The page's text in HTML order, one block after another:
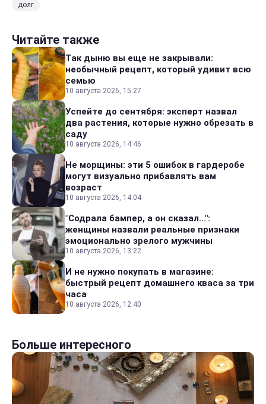
долг
Читайте также
Так дыню вы еще не закрывали:
необычный рецепт, который удивит всю
семью
10 августа 2026, 15:27
Успейте до сентября: эксперт назвал
два растения, которые нужно обрезать в
саду
10 августа 2026, 14:46
Не морщины: эти 5 ошибок в гардеробе
могут визуально прибавлять вам
возраст
10 августа 2026, 14:04
"Содрала бампер, а он сказал...":
женщины назвали реальные признаки
эмоционально зрелого мужчины
10 августа 2026, 13:22
И не нужно покупать в магазине:
быстрый рецепт домашнего кваса за три
часа
10 августа 2026, 12:40
Больше интересного